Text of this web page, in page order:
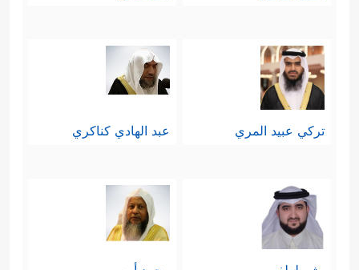
تركي عبيد المري عبد الهادي كناكري